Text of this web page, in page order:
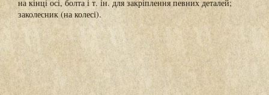
на кінці осі, болта і т. ін. для закріплення певних деталей;
заколесник (на колесі).